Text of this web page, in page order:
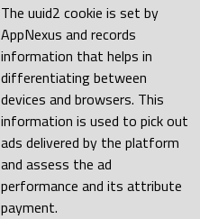
The uuid2 cookie is set by
AppNexus and records
information that helps in
differentiating between
devices and browsers. This
information is used to pick out
ads delivered by the platform
and assess the ad
performance and its attribute
payment.